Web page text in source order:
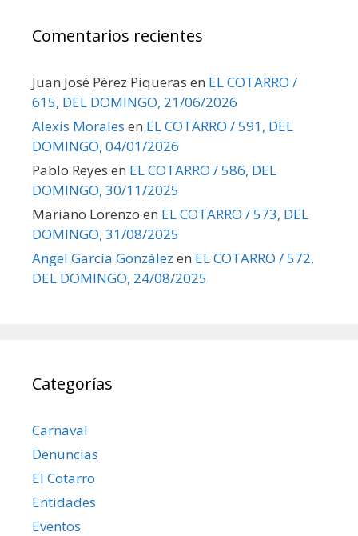
Comentarios recientes
Juan José Pérez Piqueras en EL COTARRO /
615, DEL DOMINGO, 21/06/2026
Alexis Morales en EL COTARRO / 591, DEL
DOMINGO, 04/01/2026
Pablo Reyes en EL COTARRO / 586, DEL
DOMINGO, 30/11/2025
Mariano Lorenzo en EL COTARRO / 573, DEL
DOMINGO, 31/08/2025
Angel García González en EL COTARRO / 572,
DEL DOMINGO, 24/08/2025
Categorías
Carnaval
Denuncias
El Cotarro
Entidades
Eventos